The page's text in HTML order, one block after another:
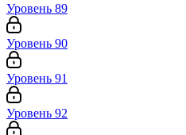
Уровень 89
Уровень 90
Уровень 91
Уровень 92